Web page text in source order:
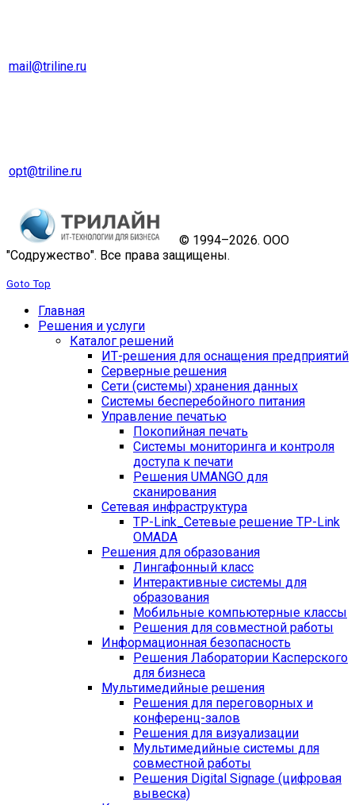
mail@triline.ru
opt@triline.ru
© 1994–2026. ООО
"Содружество". Все права защищены.
Goto Top
Главная
Решения и услуги
Каталог решений
ИТ-решения для оснащения предприятий
Серверные решения
Сети (системы) хранения данных
Системы бесперебойного питания
Управление печатью
Покопийная печать
Системы мониторинга и контроля
доступа к печати
Решения UMANGO для
сканирования
Сетевая инфраструктура
TP-Link_ Сетевые решение TP-Link
OMADA
Решения для образования
Лингафонный класс
Интерактивные системы для
образования
Мобильные компьютерные классы
Решения для совместной работы
Информационная безопасность
Решения Лаборатории Касперского
для бизнеса
Мультимедийные решения
Решения для переговорных и
конференц-залов
Решения для визуализации
Мультимедийные системы для
совместной работы
Решения Digital Signage (цифровая
вывеска)